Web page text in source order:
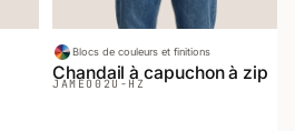
Blocs de couleurs et finitions
Chandail à capuchon à zip
JAMEO 02U-HZ